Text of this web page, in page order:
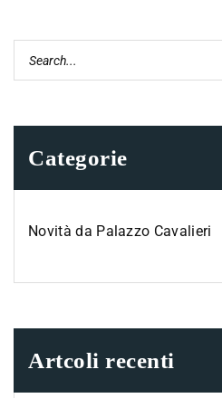
Categorie
Novità da Palazzo Cavalieri
Artcoli recenti